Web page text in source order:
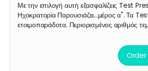
Με την επιλογή αυτή εξασφαλίζεις Test
Ηχοκρατορία Παρουσιάζει...μέρος α". Τα
ετοιμοπαράδοτα. Περιορισμένος αριθμός